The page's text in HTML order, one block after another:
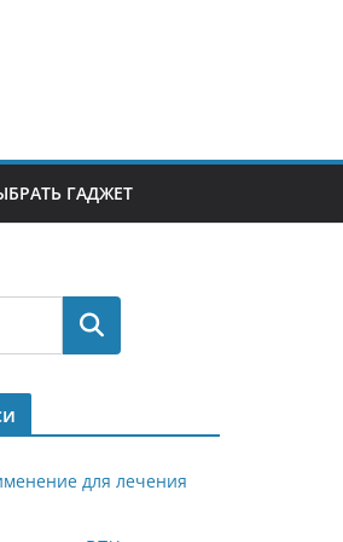
ГАДЖЕТ
Поиск
для лечения